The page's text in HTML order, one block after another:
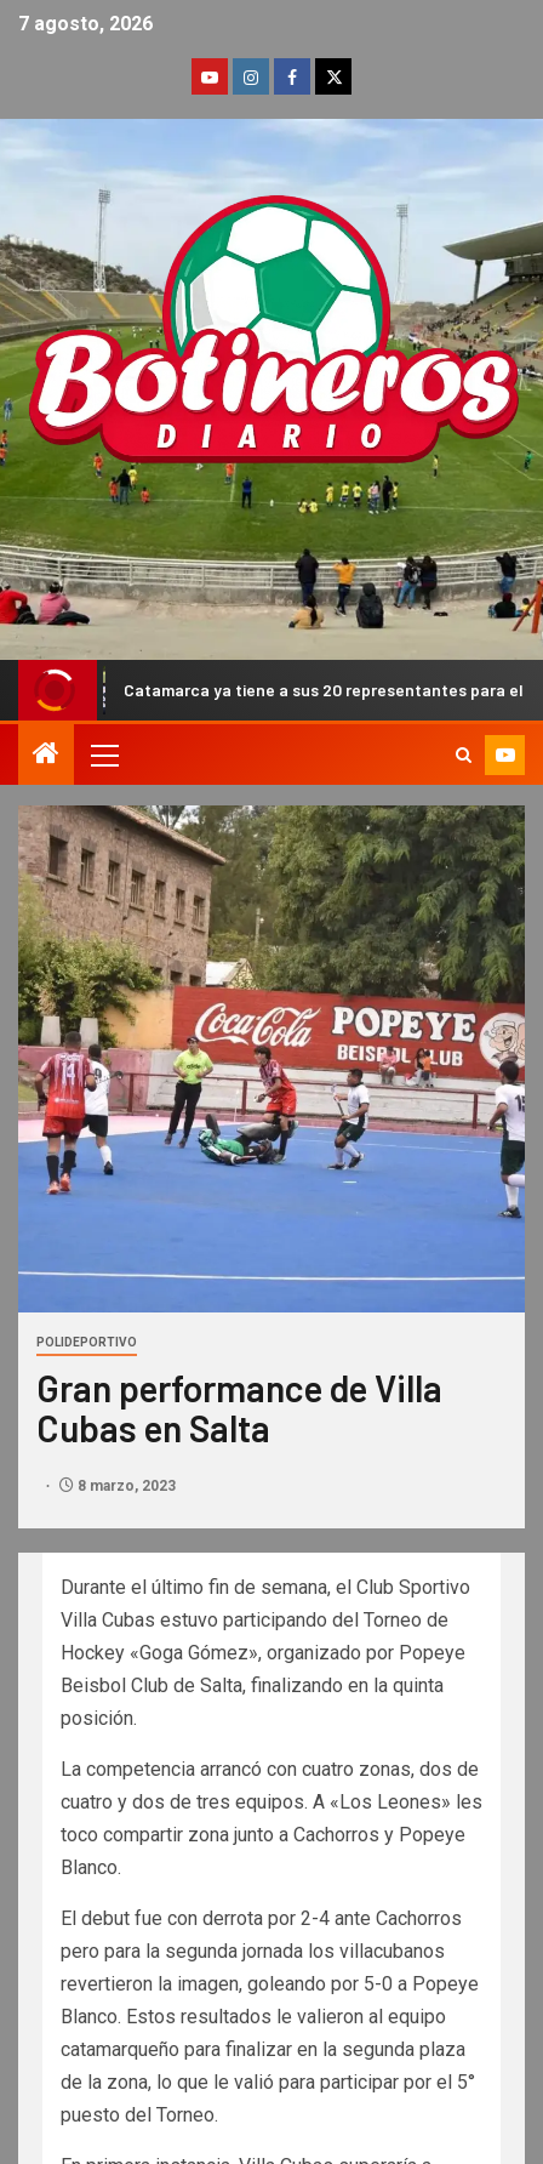
7 agosto, 2026
ya tiene a sus 20 representantes para el Campeonato
POLIDEPORTIVO
Gran performance de Villa
Cubas en Salta
8 marzo, 2023
Durante el último fin de semana, el Club Sportivo
Villa Cubas estuvo participando del Torneo de
Hockey «Goga Gómez», organizado por Popeye
Beisbol Club de Salta, finalizando en la quinta
posición.
La competencia arrancó con cuatro zonas, dos de
cuatro y dos de tres equipos. A «Los Leones» les
toco compartir zona junto a Cachorros y Popeye
Blanco.
El debut fue con derrota por 2-4 ante Cachorros
pero para la segunda jornada los villacubanos
revertieron la imagen, goleando por 5-0 a Popeye
Blanco. Estos resultados le valieron al equipo
catamarqueño para finalizar en la segunda plaza
de la zona, lo que le valió para participar por el 5°
puesto del Torneo.